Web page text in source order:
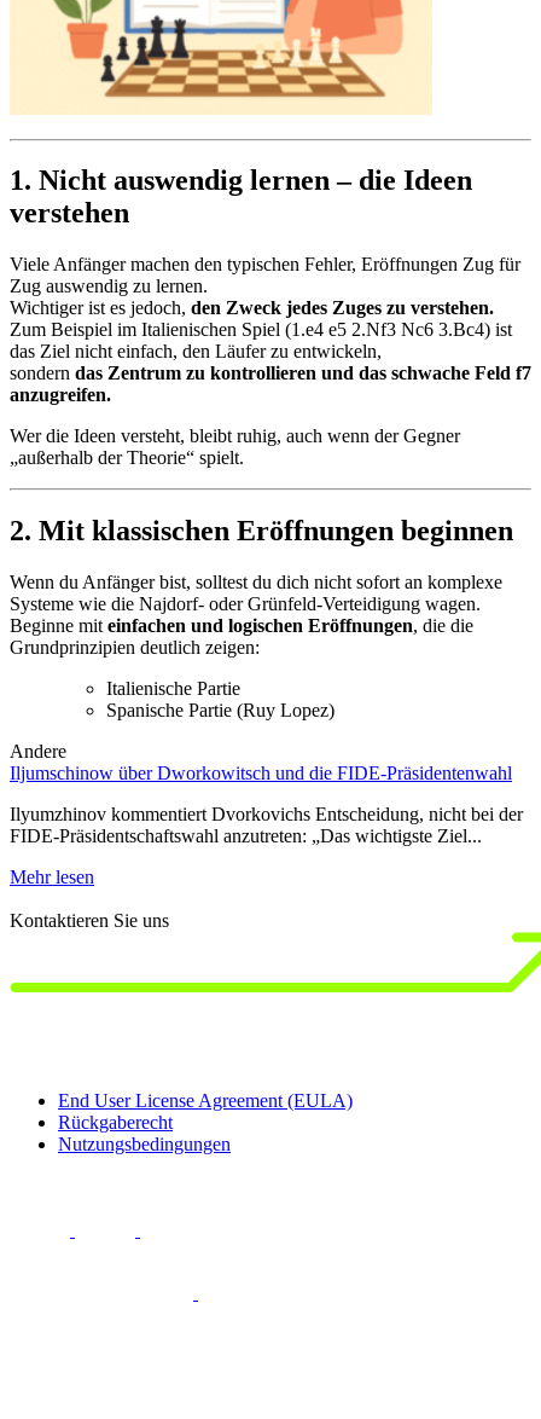
1. Nicht auswendig lernen – die Ideen
verstehen
Viele Anfänger machen den typischen Fehler, Eröffnungen Zug für
Zug auswendig zu lernen.
Wichtiger ist es jedoch, den Zweck jedes Zuges zu verstehen.
Zum Beispiel im Italienischen Spiel (1.e4 e5 2.Nf3 Nc6 3.Bc4) ist
das Ziel nicht einfach, den Läufer zu entwickeln,
sondern das Zentrum zu kontrollieren und das schwache Feld f7
anzugreifen.
Wer die Ideen versteht, bleibt ruhig, auch wenn der Gegner
„außerhalb der Theorie“ spielt.
2. Mit klassischen Eröffnungen beginnen
Wenn du Anfänger bist, solltest du dich nicht sofort an komplexe
Systeme wie die Najdorf- oder Grünfeld-Verteidigung wagen.
Beginne mit einfachen und logischen Eröffnungen, die die
Grundprinzipien deutlich zeigen:
Italienische Partie
Spanische Partie (Ruy Lopez)
Andere
Iljumschinow über Dworkowitsch und die FIDE-Präsidentenwahl
Ilyumzhinov kommentiert Dvorkovichs Entscheidung, nicht bei der
FIDE-Präsidentschaftswahl anzutreten: „Das wichtigste Ziel...
Mehr lesen
Kontaktieren Sie uns
End User License Agreement (EULA)
Rückgaberecht
Nutzungsbedingungen